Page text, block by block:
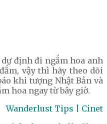
dự định đi ngắm hoa anh
vậy thì hãy theo dõi
khi tượng Nhật Bản và
hoa ngay từ bây giờ.
Wanderlust Tips | Cinet